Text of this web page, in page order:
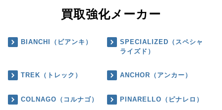
買取強化メーカー
BIANCHI（ビアンキ）
SPECIALIZED（スペシャ
ライズド）
TREK（トレック） ANCHOR（アンカー）
COLNAGO（コルナゴ） PINARELLO（ピナレロ）